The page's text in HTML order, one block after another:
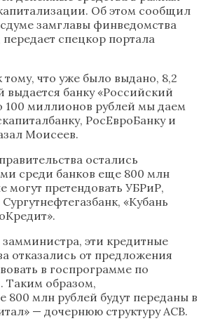
Об этом сообщил
замглавы финведомства
спецкор портала
что уже было выдано, 8,2
выдается банку «Российский
100 миллионов рублей мы даем
РосЕвроБанку и
Моисеев.
остались
среди банков еще 800 млн
могут претендовать УБРиР,
«Кубань
эти кредитные
отказались от предложения
в госпрограмме по
Таким образом,
800 млн рублей будут переданы в
— дочернюю структуру АСВ.